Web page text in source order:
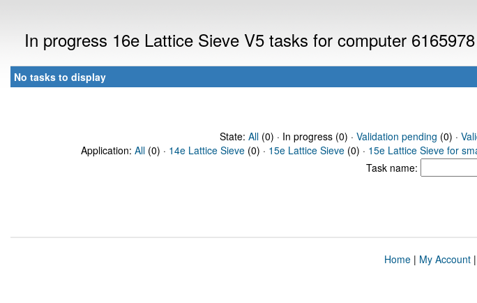
In progress 16e Lattice Sieve V5 tasks for computer 6165978
No tasks to display
State: All(0) · In progress (0) · Validation pending (0) ·
Application: All (0) · 14e Lattice Sieve (0) · 15e Lattice Sieve (0) · 15e Lattice Sieve for
Task name:
Home| My Account|